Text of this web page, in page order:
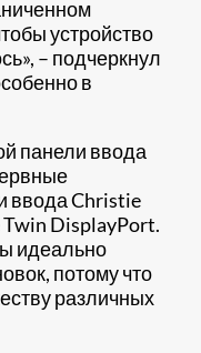
устройство
– подчеркнул
в
панели ввода
ввода Christie
DisplayPort.
идеально
потому что
различных